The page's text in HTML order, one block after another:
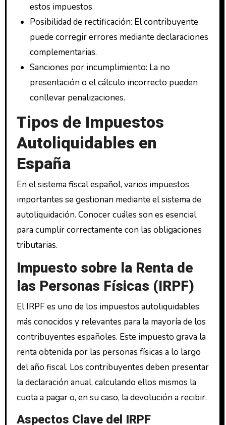
estos impuestos.
Posibilidad de rectificación: El contribuyente
puede corregir errores mediante declaraciones
complementarias.
Sanciones por incumplimiento: La no
presentación o el cálculo incorrecto pueden
conllevar penalizaciones.
Tipos de Impuestos
Autoliquidables en
España
En el sistema fiscal español, varios impuestos
importantes se gestionan mediante el sistema de
autoliquidación. Conocer cuáles son es esencial
para cumplir correctamente con las obligaciones
tributarias.
Impuesto sobre la Renta de
las Personas Físicas (IRPF)
El IRPF es uno de los impuestos autoliquidables
más conocidos y relevantes para la mayoría de los
contribuyentes españoles. Este impuesto grava la
renta obtenida por las personas físicas a lo largo
del año fiscal. Los contribuyentes deben presentar
la declaración anual, calculando ellos mismos la
cuota a pagar o, en su caso, la devolución a recibir.
Aspectos Clave del IRPF